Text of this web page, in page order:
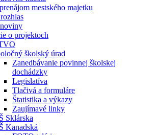
mestského majetku
o projektoch
školský úrad
Zanedbávanie povinnej školskej
dochádzky
Legislatíva
Tlačivá a formuláre
Štatistika a výkazy
Zaujímavé linky
Sklárska
Kanadská